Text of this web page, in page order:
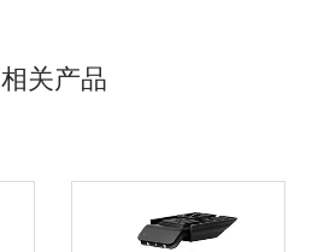
相关产品